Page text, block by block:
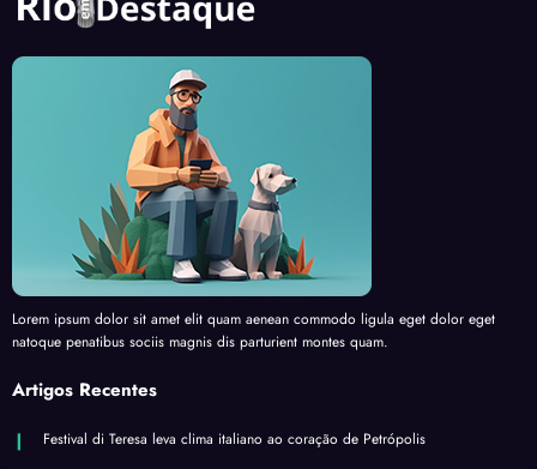
Lorem ipsum dolor sit amet elit quam aenean commodo ligula eget dolor eget
natoque penatibus sociis magnis dis parturient montes quam.
Artigos Recentes
Festival di Teresa leva clima italiano ao coração de Petrópolis